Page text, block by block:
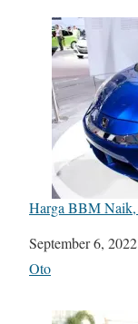
Harga BBM
Date
September 6, 2022
In relation to
Oto